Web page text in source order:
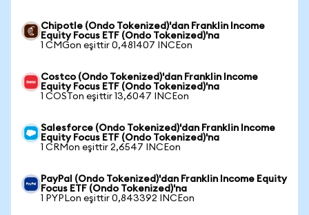
Chipotle (Ondo Tokenized)'dan Franklin Income
Equity Focus ETF (Ondo Tokenized)'na
1 CMGon eşittir 0,481407 INCEon
Costco (Ondo Tokenized)'dan Franklin Income
Equity Focus ETF (Ondo Tokenized)'na
1 COSTon eşittir 13,6047 INCEon
Salesforce (Ondo Tokenized)'dan Franklin Income
Equity Focus ETF (Ondo Tokenized)'na
1 CRMon eşittir 2,6547 INCEon
PayPal (Ondo Tokenized)'dan Franklin Income Equity
Focus ETF (Ondo Tokenized)'na
1 PYPLon eşittir 0,843392 INCEon